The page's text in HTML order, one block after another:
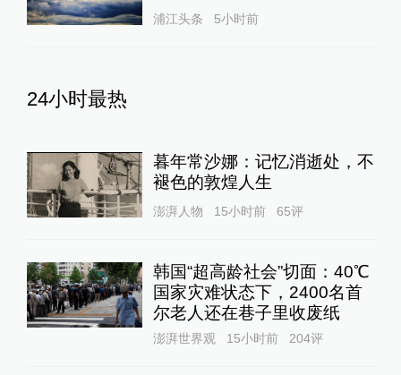
浦江头条 5小时前
24小时最热
暮年常沙娜：记忆消逝处，不
褪色的敦煌人生
澎湃人物 15小时前 65评
韩国“超高龄社会”切面：40℃
国家灾难状态下，2400名首
尔老人还在巷子里收废纸
澎湃世界观 15小时前 204评